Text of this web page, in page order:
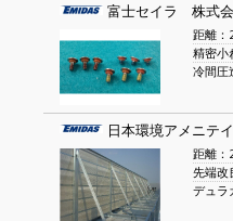
富士セイラ 株式
距離：
精密小
冷間圧
日本環境アメニテ
距離：
先端改
デュラ